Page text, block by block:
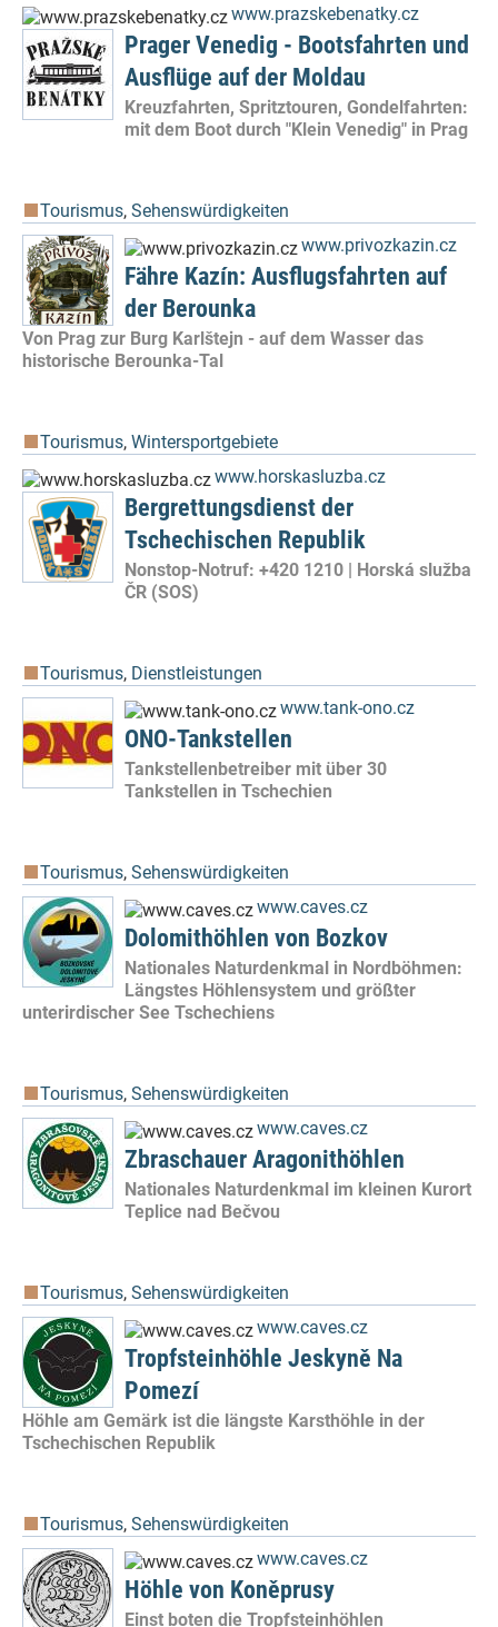
www.prazskebenatky.cz
Prager Venedig - Bootsfahrten und
Ausflüge auf der Moldau
Kreuzfahrten, Spritztouren, Gondelfahrten:
mit dem Boot durch "Klein Venedig" in Prag
Tourismus, Sehenswürdigkeiten
www.privozkazin.cz
Fähre Kazín: Ausflugsfahrten auf
der Berounka
Von Prag zur Burg Karlštejn - auf dem Wasser das
historische Berounka-Tal
Tourismus, Wintersportgebiete
www.horskasluzba.cz
Bergrettungsdienst der
Tschechischen Republik
Nonstop-Notruf: +420 1210 | Horská služba
ČR (SOS)
Tourismus, Dienstleistungen
www.tank-ono.cz
ONO-Tankstellen
Tankstellenbetreiber mit über 30
Tankstellen in Tschechien
Tourismus, Sehenswürdigkeiten
www.caves.cz
Dolomithöhlen von Bozkov
Nationales Naturdenkmal in Nordböhmen:
Längstes Höhlensystem und größter
unterirdischer See Tschechiens
Tourismus, Sehenswürdigkeiten
www.caves.cz
Zbraschauer Aragonithöhlen
Nationales Naturdenkmal im kleinen Kurort
Teplice nad Bečvou
Tourismus, Sehenswürdigkeiten
www.caves.cz
Tropfsteinhöhle Jeskyně Na
Pomezí
Höhle am Gemärk ist die längste Karsthöhle in der
Tschechischen Republik
Tourismus, Sehenswürdigkeiten
www.caves.cz
Höhle von Koněprusy
Einst boten die Tropfsteinhöhlen